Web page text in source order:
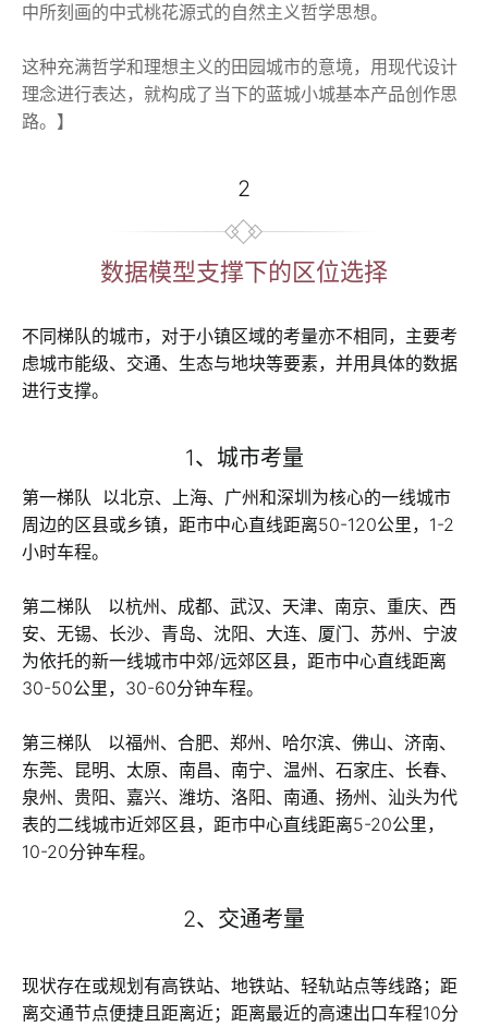
中所刻画的中式桃花源式的自然主义哲学思想。
这种充满哲学和理想主义的田园城市的意境，用现代设计
理念进行表达，就构成了当下的蓝城小城基本产品创作思
路。】
2
数据模型支撑下的区位选择
不同梯队的城市，对于小镇区域的考量亦不相同，主要考
虑城市能级、交通、生态与地块等要素，并用具体的数据
进行支撑。
1、城市考量
第一梯队 以北京、上海、广州和深圳为核心的一线城市
周边的区县或乡镇，距市中心直线距离50-120公里，1-2
小时车程。
第二梯队 以杭州、成都、武汉、天津、南京、重庆、西
安、无锡、长沙、青岛、沈阳、大连、厦门、苏州、宁波
为依托的新一线城市中郊/远郊区县，距市中心直线距离
30-50公里，30-60分钟车程。
第三梯队 以福州、合肥、郑州、哈尔滨、佛山、济南、
东莞、昆明、太原、南昌、南宁、温州、石家庄、长春、
泉州、贵阳、嘉兴、潍坊、洛阳、南通、扬州、汕头为代
表的二线城市近郊区县，距市中心直线距离5-20公里，
10-20分钟车程。
2、交通考量
现状存在或规划有高铁站、地铁站、轻轨站点等线路；距
离交通节点便捷且距离近；距离最近的高速出口车程10分